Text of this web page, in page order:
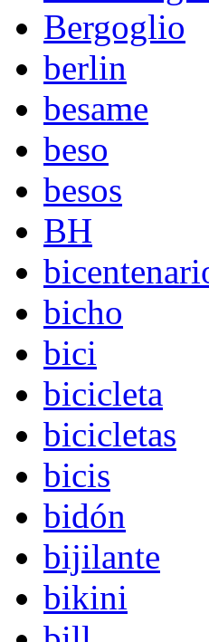
Bergoglio
berlin
besame
beso
besos
BH
bicho
bici
bicicleta
bicicletas
bicis
bidón
bijilante
bikini